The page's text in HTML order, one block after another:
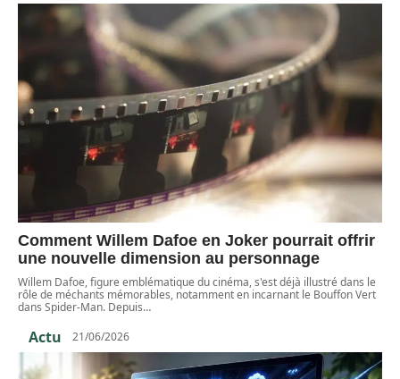
Comment Willem Dafoe en Joker pourrait offrir
une nouvelle dimension au personnage
Willem Dafoe, figure emblématique du cinéma, s'est déjà illustré dans le
rôle de méchants mémorables, notamment en incarnant le Bouffon Vert
dans Spider-Man. Depuis…
Actu 21/06/2026